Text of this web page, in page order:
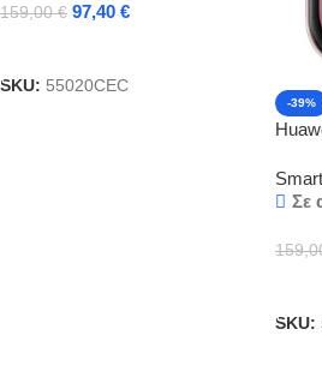
159,00€ 97,40 €
SKU: 55020CEC
-39%
Σε
SKU: